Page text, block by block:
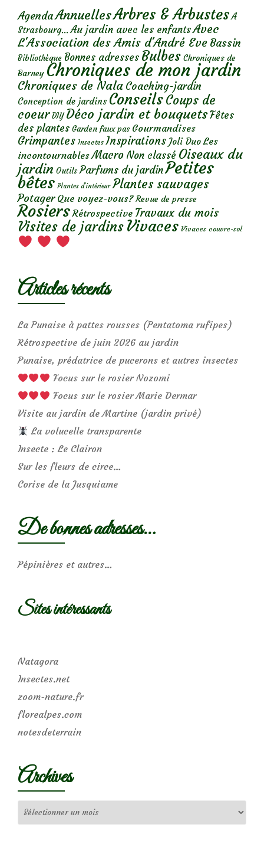
AgendaAnnuellesArbres & Arbustes A
Strasbourg... Au jardin avec les enfantsAvec
L'Association des Amis d'André Eve Bassin
Bibliothèque Bonnes adresses Bulbes Chroniques de
Barney Chroniques de mon jardin
Chroniques de Nala Coaching-jardin
Conception de jardins ConseilsCoups de
coeur DIY Déco jardin et bouquetsFêtes
des plantes Garden faux pas Gourmandises
Grimpantes Insectes Inspirations Joli Duo Les
incontournables Macro Non classé Oiseaux du
jardin Outils Parfums du jardinPetites
bêtes Plantes d’intérieur Plantes sauvages
Potager Que voyez-vous? Revue de presse
Rosiers Rétrospective Travaux du mois
Visites de jardins Vivaces Vivaces couvre-sol
Articles récents
La Punaise à pattes rousses (Pentatoma rufipes)
Rétrospective de juin 2026 au jardin
Punaise, prédatrice de pucerons et autres insectes
Focus sur le rosier Nozomi
Focus sur le rosier Marie Dermar
Visite au jardin de Martine (jardin privé)
La volucelle transparente
Insecte : Le Clairon
Sur les fleurs de circe…
Corise de la Jusquiame
De bonnes adresses…
Pépinières et autres…
Sites intéressants
Natagora
Insectes.net
zoom-nature.fr
florealpes.com
notesdeterrain
Archives